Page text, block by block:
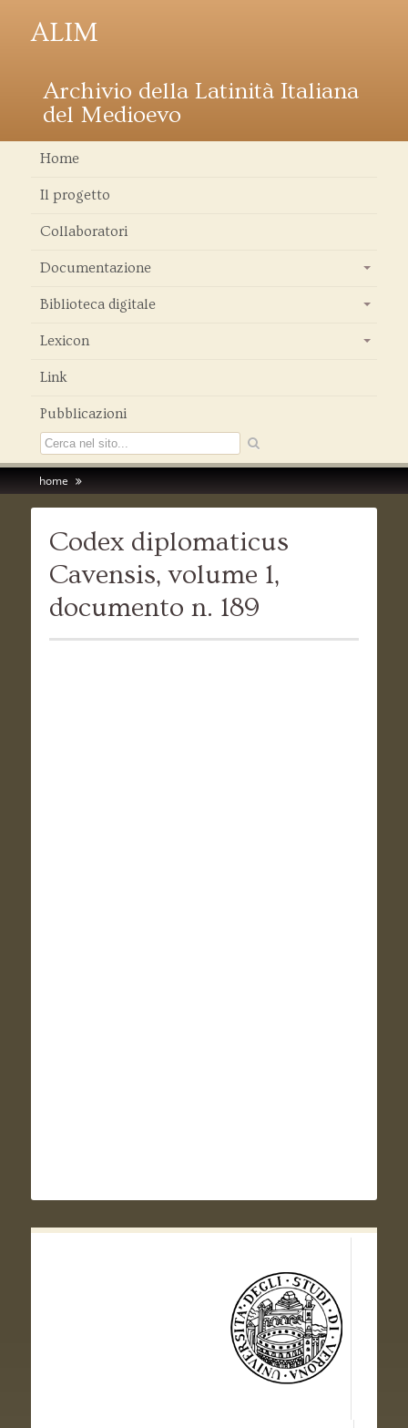
ALIM
Archivio della Latinità Italiana
del Medioevo
Home
Il progetto
Collaboratori
Documentazione
Biblioteca digitale
Lexicon
Link
Pubblicazioni
home
Codex diplomaticus
Cavensis, volume 1,
documento n. 189